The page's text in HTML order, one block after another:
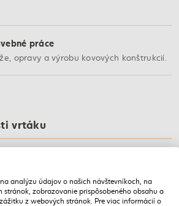
práce
opravy a výrobu kovových konštrukcií.
vrtáku
analýzu údajov o našich návštevníkoch, na
stránok, zobrazovanie prispôsobeného obsahu a
z webových stránok. Pre viac informácií o